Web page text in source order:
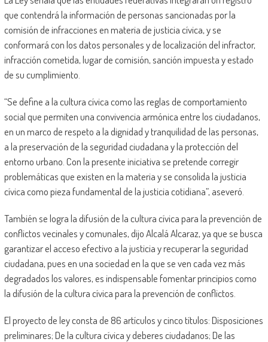
que contendrá la información de personas sancionadas por la
comisión de infracciones en materia de justicia cívica, y se
conformará con los datos personales y de localización del infractor,
infracción cometida, lugar de comisión, sanción impuesta y estado
de su cumplimiento.
“Se define a la cultura cívica como las reglas de comportamiento
social que permiten una convivencia armónica entre los ciudadanos,
en un marco de respeto a la dignidad y tranquilidad de las personas,
a la preservación de la seguridad ciudadana y la protección del
entorno urbano. Con la presente iniciativa se pretende corregir
problemáticas que existen en la materia y se consolida la justicia
cívica como pieza fundamental de la justicia cotidiana”, aseveró.
También se logra la difusión de la cultura cívica para la prevención de
conflictos vecinales y comunales, dijo Alcalá Alcaraz, ya que se busca
garantizar el acceso efectivo a la justicia y recuperar la seguridad
ciudadana, pues en una sociedad en la que se ven cada vez más
degradados los valores, es indispensable fomentar principios como
la difusión de la cultura cívica para la prevención de conflictos.
El proyecto de ley consta de 86 artículos y cinco títulos: Disposiciones
preliminares; De la cultura cívica y deberes ciudadanos; De las